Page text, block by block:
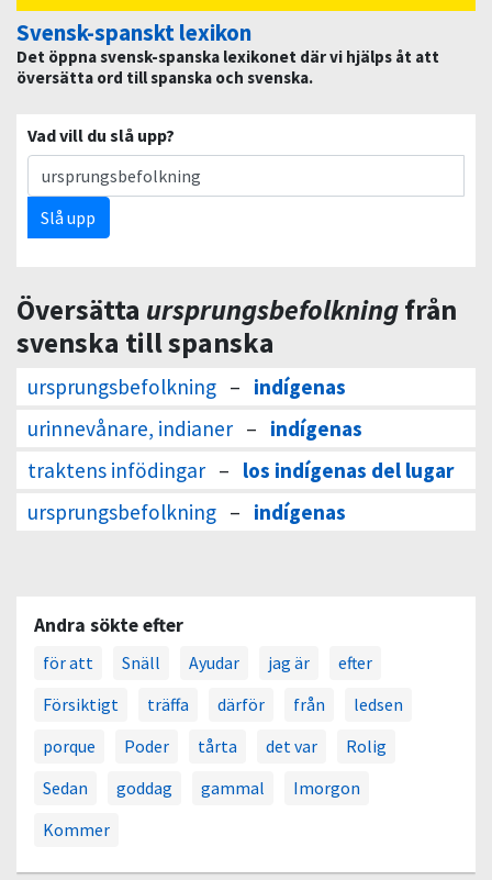
Svensk-spanskt lexikon
Det öppna svensk-spanska lexikonet där vi hjälps åt att
översätta ord till spanska och svenska.
Vad vill du slå upp?
Slå upp
Översätta ursprungsbefolkningfrån
svenska till spanska
ursprungsbefolkning – indígenas
urinnevånare, indianer – indígenas
traktens infödingar – los indígenas del lugar
ursprungsbefolkning – indígenas
Andra sökte efter
för att Snäll Ayudar jag är
efter
Försiktigt
träffa därför från
ledsen
porque
Poder tårta det var
Rolig
Sedan
goddag gammal
Imorgon
Kommer